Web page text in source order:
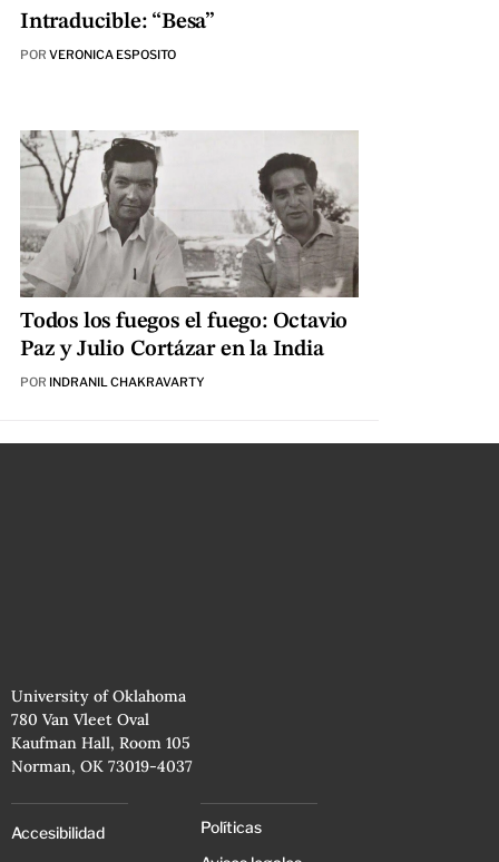
Intraducible: “Besa”
POR VERONICA ESPOSITO
Todos los fuegos el fuego: Octavio
Paz y Julio Cortázar en la India
POR INDRANIL CHAKRAVARTY
University of Oklahoma
780 Van Vleet Oval
Kaufman Hall, Room 105
Norman, OK 73019-4037
Accesibilidad
Políticas